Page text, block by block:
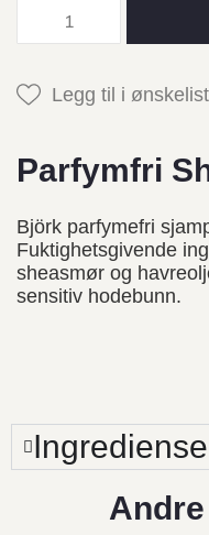
Legg til i
Parfymfri
Björk parfymefri
Fuktighetsgivende
sheasmør og
sensitiv hodebunn.